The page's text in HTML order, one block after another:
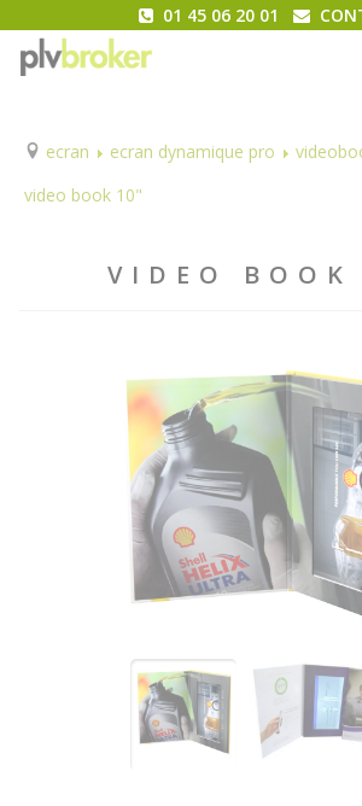
ecran ecran dynamique pro
video book 10"
01 45 06 20 01
VIDEO BOOK